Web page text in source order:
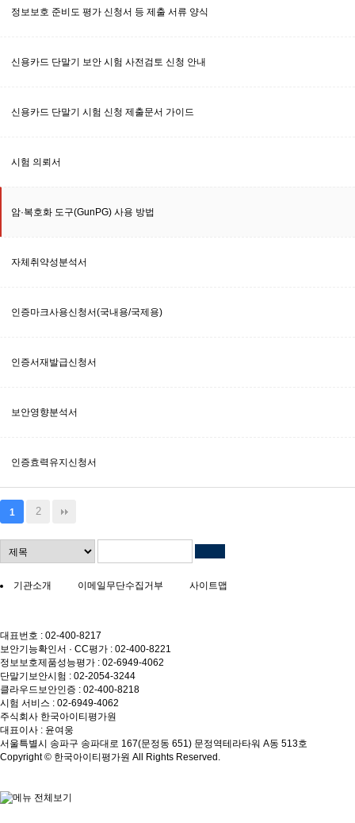
정보보호 준비도 평가 신청서 등 제출 서류 양식
신용카드 단말기 보안 시험 사전검토 신청 안내
신용카드 단말기 시험 신청 제출문서 가이드
시험 의뢰서
암·복호화 도구(GunPG) 사용 방법
자체취약성분석서
인증마크사용신청서(국내용/국제용)
인증서재발급신청서
보안영향분석서
인증효력유지신청서
1 2
기관소개 이메일무단수집거부 사이트맵
대표번호 : 02-400-8217
보안기능확인서 · CC평가 : 02-400-8221
정보보호제품성능평가 : 02-6949-4062
단말기보안시험 : 02-2054-3244
클라우드보안인증 : 02-400-8218
시험 서비스 : 02-6949-4062
주식회사 한국아이티평가원
대표이사 : 윤여웅
서울특별시 송파구 송파대로 167(문정동 651) 문정역테라타워 A동 513호
Copyright © 한국아이티평가원 All Rights Reserved.